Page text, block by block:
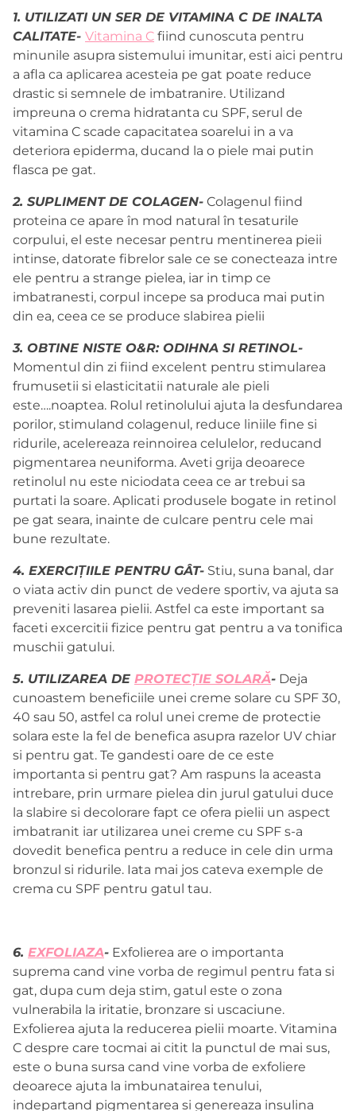
1. UTILIZATI UN SER DE VITAMINA C DE INALTA
CALITATE- Vitamina C fiind cunoscuta pentru
minunile asupra sistemului imunitar, esti aici pentru
a afla ca aplicarea acesteia pe gat poate reduce
drastic si semnele de imbatranire. Utilizand
impreuna o crema hidratanta cu SPF, serul de
vitamina C scade capacitatea soarelui in a va
deteriora epiderma, ducand la o piele mai putin
flasca pe gat.
2. SUPLIMENT DE COLAGEN- Colagenul fiind
proteina ce apare în mod natural în tesaturile
corpului, el este necesar pentru mentinerea pieii
intinse, datorate fibrelor sale ce se conecteaza intre
ele pentru a strange pielea, iar in timp ce
imbatranesti, corpul incepe sa produca mai putin
din ea, ceea ce se produce slabirea pielii
3. OBTINE NISTE O&R: ODIHNA SI RETINOL-
Momentul din zi fiind excelent pentru stimularea
frumusetii si elasticitatii naturale ale pieli
este….noaptea. Rolul retinolului ajuta la desfundarea
porilor, stimuland colagenul, reduce liniile fine si
ridurile, acelereaza reinnoirea celulelor, reducand
pigmentarea neuniforma. Aveti grija deoarece
retinolul nu este niciodata ceea ce ar trebui sa
purtati la soare. Aplicati produsele bogate in retinol
pe gat seara, inainte de culcare pentru cele mai
bune rezultate.
4. EXERCIȚIILE PENTRU GÂT- Stiu, suna banal, dar
o viata activ din punct de vedere sportiv, va ajuta sa
preveniti lasarea pielii. Astfel ca este important sa
faceti excercitii fizice pentru gat pentru a va tonifica
muschii gatului.
5. UTILIZAREA DE PROTECȚIE SOLARĂ- Deja
cunoastem beneficiile unei creme solare cu SPF 30,
40 sau 50, astfel ca rolul unei creme de protectie
solara este la fel de benefica asupra razelor UV chiar
si pentru gat. Te gandesti oare de ce este
importanta si pentru gat? Am raspuns la aceasta
intrebare, prin urmare pielea din jurul gatului duce
la slabire si decolorare fapt ce ofera pielii un aspect
imbatranit iar utilizarea unei creme cu SPF s-a
dovedit benefica pentru a reduce in cele din urma
bronzul si ridurile. Iata mai jos cateva exemple de
crema cu SPF pentru gatul tau.
6. EXFOLIAZA- Exfolierea are o importanta
suprema cand vine vorba de regimul pentru fata si
gat, dupa cum deja stim, gatul este o zona
vulnerabila la iritatie, bronzare si uscaciune.
Exfolierea ajuta la reducerea pielii moarte. Vitamina
C despre care tocmai ai citit la punctul de mai sus,
este o buna sursa cand vine vorba de exfoliere
deoarece ajuta la imbunatairea tenului,
indepartand pigmentarea si genereaza insulina